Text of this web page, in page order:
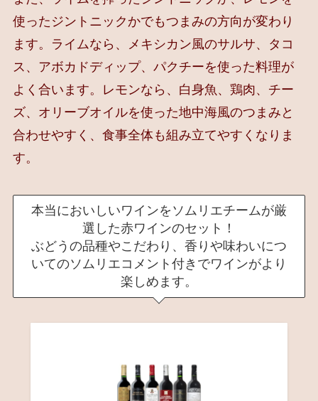
使ったジントニックかでもつまみの方向が変わり
ます。ライムなら、メキシカン風のサルサ、タコ
ス、アボカドディップ、パクチーを使った料理が
よく合います。レモンなら、白身魚、鶏肉、チー
ズ、オリーブオイルを使った地中海風のつまみと
合わせやすく、食事全体も組み立てやすくなりま
す。
本当においしいワインをソムリエチームが厳
選した赤ワインのセット！
ぶどうの品種やこだわり、香りや味わいにつ
いてのソムリエコメント付きでワインがより
楽しめます。